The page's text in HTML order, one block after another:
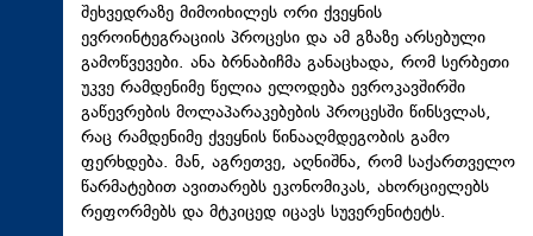
შეხვედრაზე მიმოიხილეს ორი ქვეყნის
ევროინტეგრაციის პროცესი და ამ გზაზე არსებული
გამოწვევები. ანა ბრნაბიჩმა განაცხადა, რომ სერბეთი
უკვე რამდენიმე წელია ელოდება ევროკავშირში
გაწევრების მოლაპარაკებების პროცესში წინსვლას,
რაც რამდენიმე ქვეყნის წინააღმდეგობის გამო
ფერხდება. მან, აგრეთვე, აღნიშნა, რომ საქართველო
წარმატებით ავითარებს ეკონომიკას, ახორციელებს
რეფორმებს და მტკიცედ იცავს სუვერენიტეტს.